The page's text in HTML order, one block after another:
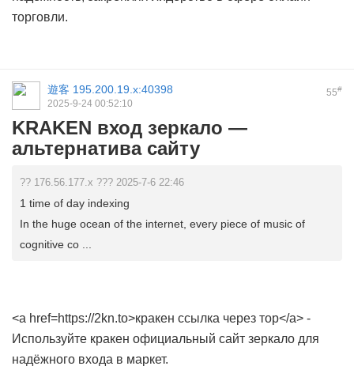
торговли.
55#
遊客 195.200.19.x:40398
2025-9-24 00:52:10
KRAKEN вход зеркало —
альтернатива сайту
?? 176.56.177.x ??? 2025-7-6 22:46
1 time of day indexing
In the huge ocean of the internet, every piece of music of
cognitive co ...
<a href=https://2kn.to>кракен ссылка через тор</a> -
Используйте кракен официальный сайт зеркало для
надёжного входа в маркет.